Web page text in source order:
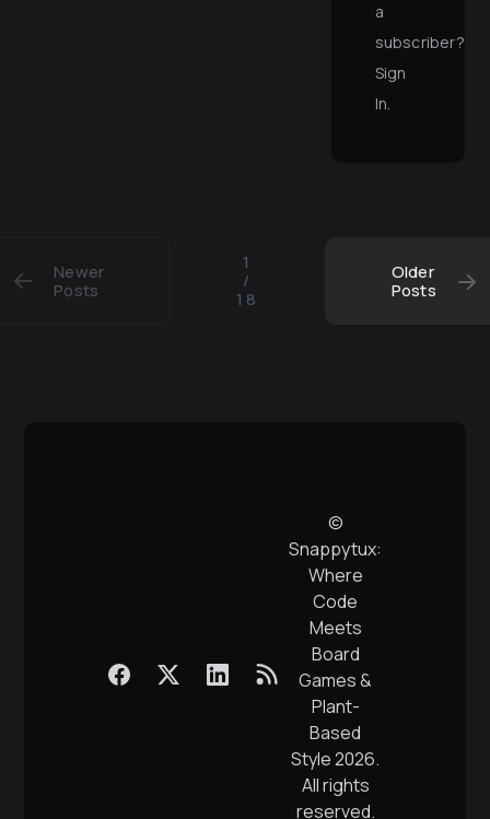
a
subscriber?
Sign
In.
Newer
Posts
1
/
18
Older
Posts
©
Snappytux:
Where
Code
Meets
Board
Games &
Plant-
Based
Style2026.
All rights
reserved.